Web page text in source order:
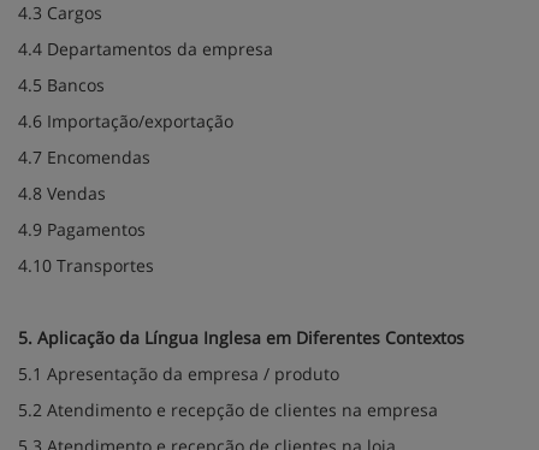
4.3 Cargos
4.4 Departamentos da empresa
4.5 Bancos
4.6 Importação/exportação
4.7 Encomendas
4.8 Vendas
4.9 Pagamentos
4.10 Transportes
5. Aplicação da Língua Inglesa em Diferentes Contextos
5.1 Apresentação da empresa / produto
5.2 Atendimento e recepção de clientes na empresa